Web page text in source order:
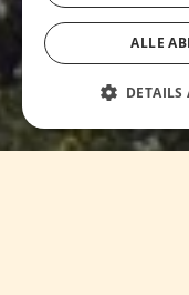
ALLE
DETAILS